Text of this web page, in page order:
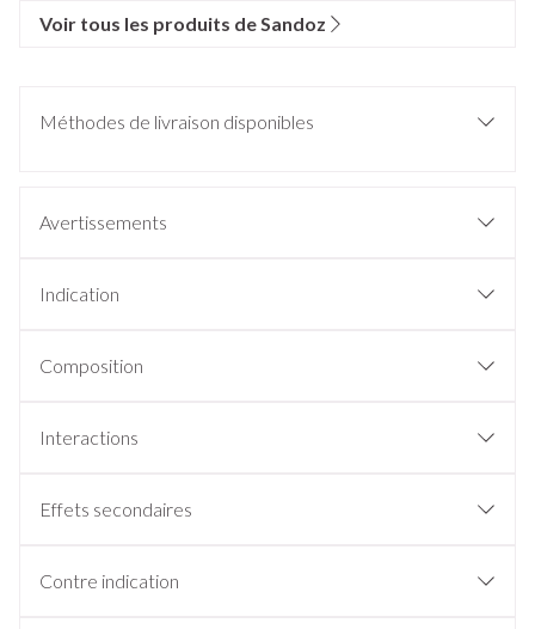
Voir tous les produits de Sandoz
Méthodes de livraison disponibles
Avertissements
Indication
Composition
Interactions
Effets secondaires
Contre indication